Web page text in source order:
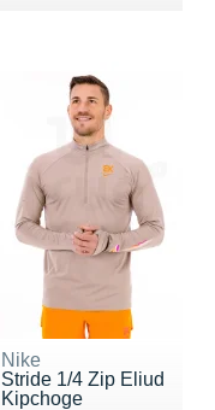
Nike
Stride 1/4 Zip Eliud
Kipchoge